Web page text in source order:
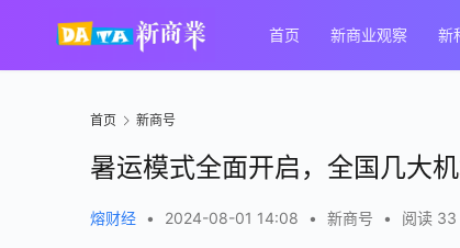
首页 新商业观察 新
首页 新商号
暑运模式全面开启，全国几大
熔财经 • 2024-08-01 14:08 • 新商号 • 阅读 33